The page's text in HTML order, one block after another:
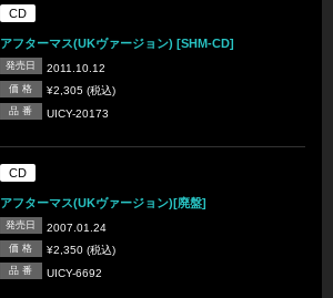
CD
アフターマス(UKヴァージョン) [SHM-CD]
発売日 2011.10.12
価 格 ¥2,305 (税込)
品 番 UICY-20173
CD
アフターマス(UKヴァージョン)[廃盤]
発売日 2007.01.24
価 格 ¥2,350 (税込)
品 番 UICY-6692